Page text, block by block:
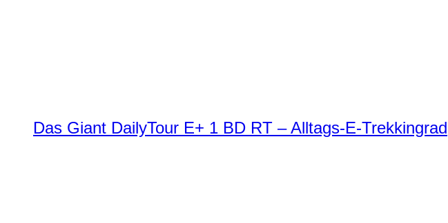
Das Giant DailyTour E+ 1 BD RT – Alltags-E-Trekkingrad